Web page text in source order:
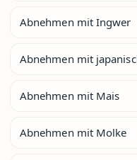
Abnehmen mit Ingwer
Abnehmen mit
Abnehmen mit Mais
Abnehmen mit Molke